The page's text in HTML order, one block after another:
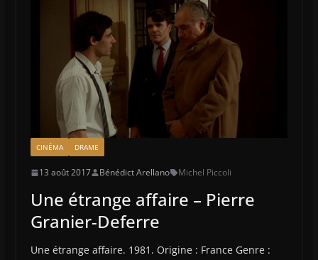
CINÉMA DRAME
13 août 2017 Bénédict Arellano Michel Piccoli
Une étrange affaire – Pierre
Granier-Deferre
Une étrange affaire. 1981. Origine : France Genre :